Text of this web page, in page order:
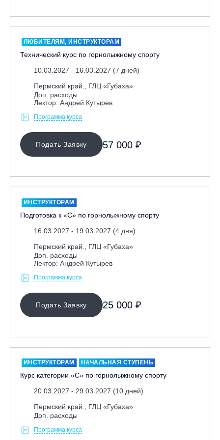
Москва, СК «Кант»
Москва, Скалодром "Атмосфера"
Москва, СЭК «Лата Трэк»
Москва, ул. Олеко Дундича 19/15
Московская обл., ВГК «Лисья Гора»
Московская обл., ГК Леонида Тягачёва
Московская обл., ГЛК «Красная Горка»
Московская обл., Сергиев Посад, вейк парк Boardberry
Нижегородская обл., СК «Хабарское»
Пермский край., ГЛЦ «Губаха»
Пермь, ГК «Жебреи»
Приморский край, ГЛК «Медвежья Долина»
Республика Алтай, ВК «Манжерок»
Республика Башкортостан, ГЛЦ "Банное"
Республика Башкортостан., с. Новоабзаково, ГЛЦ
Санкт-Петербург, Всесезонный курорт «Игора»
Санкт-Петербург, Скейт-парк под мостом Бетанкура
Сочи, ГТЦ «Газпром»
Узбекистан, ГКЛЦ «Amirsoy»
Уфа,СШОР ПО БИАТЛОНУ РБ
Челябинская обл., Миасс, Вейк-клуб «Мастер»
Чусовой, ГК «Такман»
Южно-Сахалинск, СТК «Горный воздух»
ЛЮБИТЕЛЯМ, ИНСТРУКТОРАМ
Технический курс по горнолыжному спорту
10.03.2027 - 16.03.2027 (7 дней)
Пермский край., ГЛЦ «Губаха»
Доп. расходы
Лектор: Андрей Кутырев
Программа курса
Подать Заявку 57 000 ₽
ИНСТРУКТОРАМ
Подготовка к «С» по горнолыжному спорту
16.03.2027 - 19.03.2027 (4 дня)
Пермский край., ГЛЦ «Губаха»
Доп. расходы
Лектор: Андрей Кутырев
Программа курса
Подать Заявку 25 000 ₽
ИНСТРУКТОРАМ НАЧАЛЬНАЯ СТУПЕНЬ
Курс категории «С» по горнолыжному спорту
20.03.2027 - 29.03.2027 (10 дней)
Пермский край., ГЛЦ «Губаха»
Доп. расходы
Программа курса